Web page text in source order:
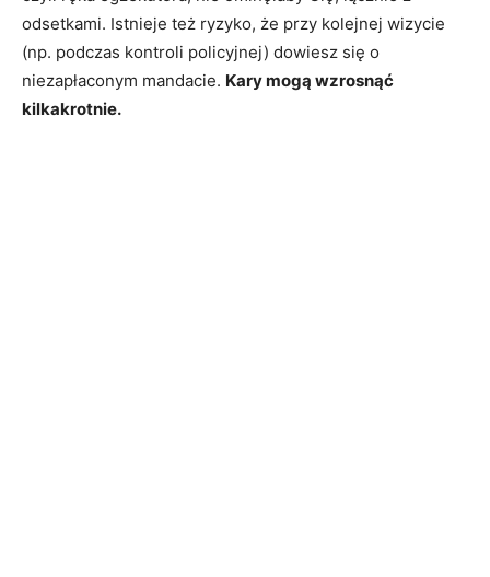
odsetkami. Istnieje też ryzyko, że przy kolejnej wizycie
(np. podczas kontroli policyjnej) dowiesz się o
niezapłaconym mandacie. Kary mogą wzrosnąć
kilkakrotnie.